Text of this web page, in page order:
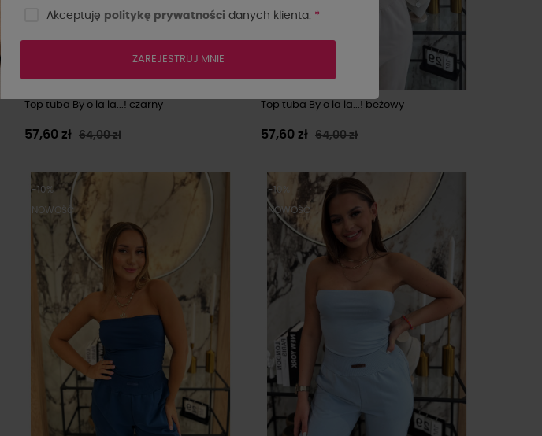
Top tuba By o la la...! czarny
57,60 zł 64,00 zł
Top tuba By o la la...! beżowy
57,60 zł 64,00 zł
-10%
NOWOŚĆ
-10%
NOWOŚĆ
Akceptuję politykę prywatności danych klienta. *
ZAREJESTRUJ MNIE